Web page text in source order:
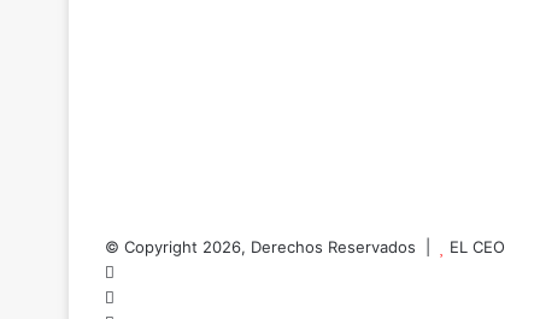
© Copyright 2026, Derechos Reservados |
EL CEO